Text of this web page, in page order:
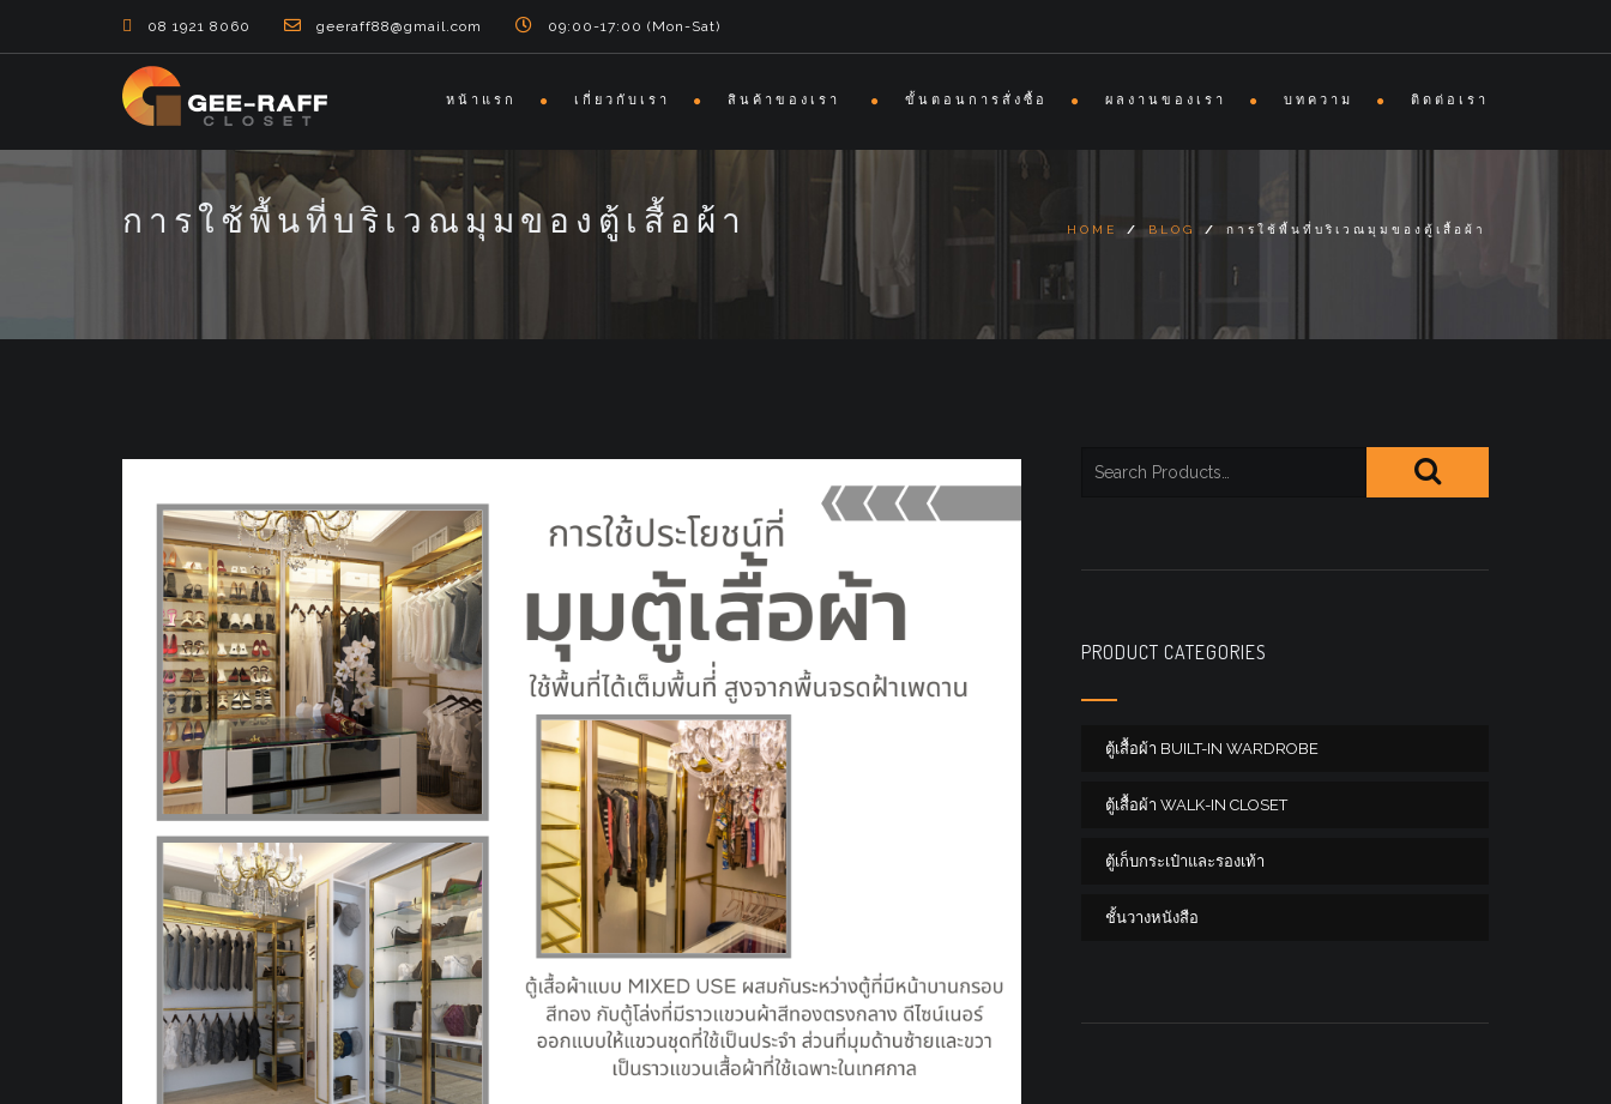
08 1921 8060 geeraff88@gmail.com 09:00-17:00 (Mon-Sat)
หน้าแรก เกี่ยวกับเรา สินค้าของเรา ขั้นตอนการสั่งซื้อ ผลงานของเรา บทความ ติดต่อเรา
การใช้พื้นที่บริเวณมุมของตู้เสื้อผ้า HOME / BLOG / การใช้พื้นที่บริเวณมุมของตู้เสื้อผ้า
PRODUCT CATEGORIES
ตู้เสื้อผ้า BUILT-IN WARDROBE
ตู้เสื้อผ้า WALK-IN CLOSET
ตู้เก็บกระเป๋าและรองเท้า
ชั้นวางหนังสือ